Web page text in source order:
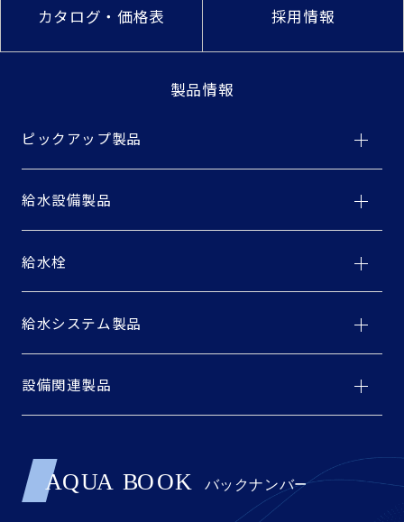
カタログ・価格表 採用情報
製品情報
ピックアップ製品
給水設備製品
給水栓
給水システム製品
設備関連製品